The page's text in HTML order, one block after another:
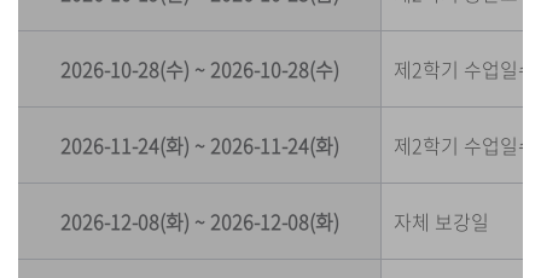
2026-10-28(수) ~ 2026-10-28(수) 제2학기 수업일
2026-11-24(화) ~ 2026-11-24(화) 제2학기 수업일
2026-12-08(화) ~ 2026-12-08(화) 자체 보강일